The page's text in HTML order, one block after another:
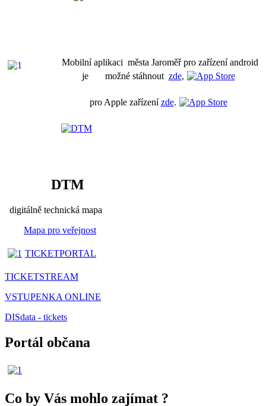
Mobilní aplikaci města Jaroměř pro zařízení android
je možné stáhnout zde,
pro Apple zařízenízde.
DTM
digitálně technická mapa
Mapa pro veřejnost
TICKETPORTAL
TICKETSTREAM
VSTUPENKA ONLINE
DISdata - tickets
Portál občana
Co by Vás mohlo zajímat ?